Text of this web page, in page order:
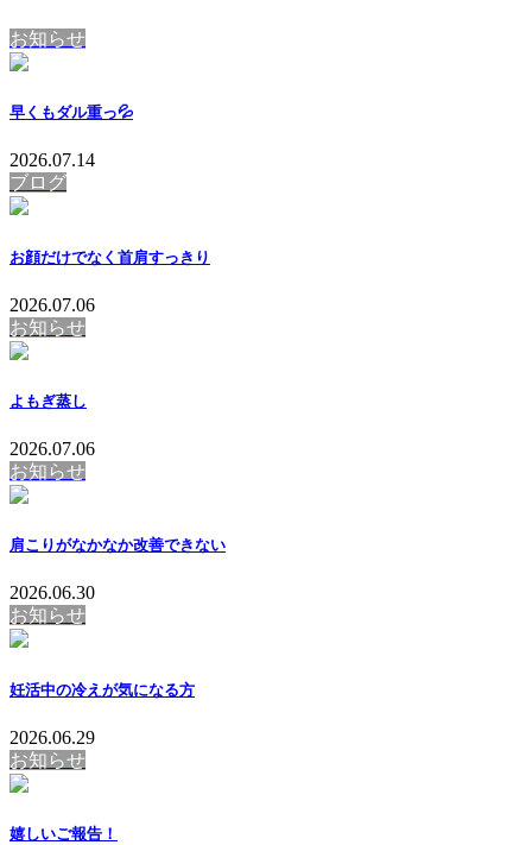
お知らせ
早くもダル重っ💦
2026.07.14
ブログ
お顔だけでなく首肩すっきり
2026.07.06
お知らせ
よもぎ蒸し
2026.07.06
お知らせ
肩こりがなかなか改善できない
2026.06.30
お知らせ
妊活中の冷えが気になる方
2026.06.29
お知らせ
嬉しいご報告！